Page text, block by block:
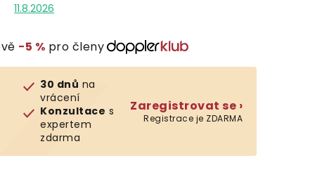
11.8.2026
−5 % pro členy
30 dnů na
vrácení
Konzultace s
expertem
zdarma
Zaregistrovat se ›
Registrace je ZDARMA